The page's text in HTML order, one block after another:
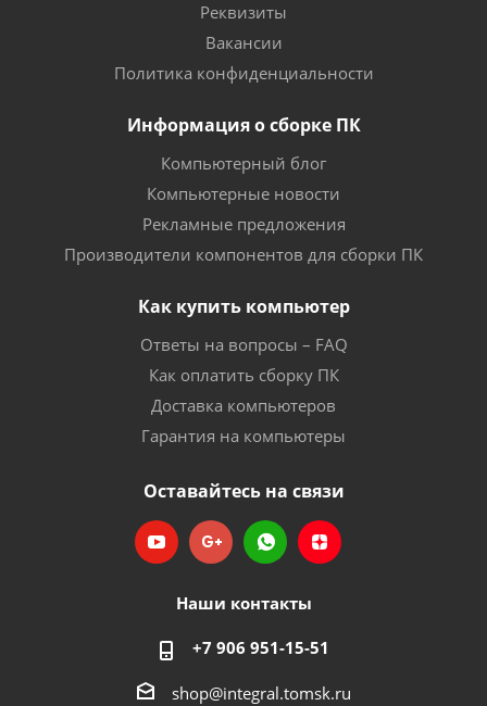
Реквизиты
Вакансии
Политика конфиденциальности
Информация о сборке ПК
Компьютерный блог
Компьютерные новости
Рекламные предложения
Производители компонентов для сборки ПК
Как купить компьютер
Ответы на вопросы – FAQ
Как оплатить сборку ПК
Доставка компьютеров
Гарантия на компьютеры
Оставайтесь на связи
Наши контакты
+7 906 951-15-51
shop@integral.tomsk.ru